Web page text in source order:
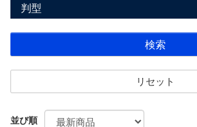
判型
検索
リセット
並び順